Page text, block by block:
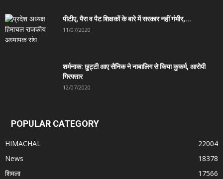
पीटीए, पैरा व पैट शिक्षकों के बारे में सरकार नहीं गंभीर,...
11/07/2020
शर्मनाक: छुट्टी आए सैनिक ने नाबालिग से किया कुकर्म, आरोपी
गिरफ्तार
12/07/2020
POPULAR CATEGORY
HIMACHAL
22004
News
18378
शिमला
17566